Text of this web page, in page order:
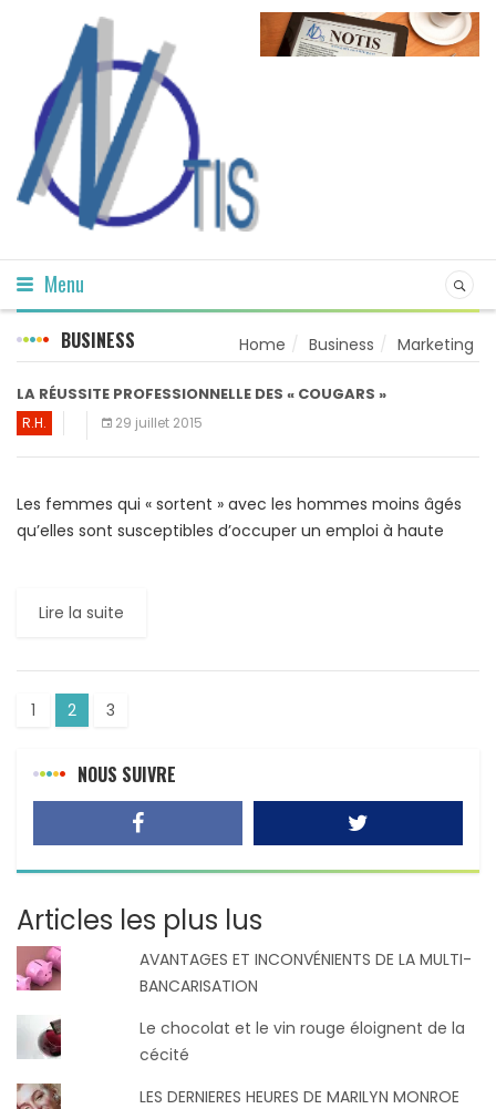
Menu
BUSINESS Home Business Marketing
LA RÉUSSITE PROFESSIONNELLE DES « COUGARS »
R.H. 29 juillet 2015
Les femmes qui « sortent » avec les hommes moins âgés
qu’elles sont susceptibles d’occuper un emploi à haute
Lire la suite
1 2 3
NOUS SUIVRE
Articles les plus lus
AVANTAGES ET INCONVÉNIENTS DE LA MULTI-
BANCARISATION
Le chocolat et le vin rouge éloignent de la
cécité
LES DERNIERES HEURES DE MARILYN MONROE